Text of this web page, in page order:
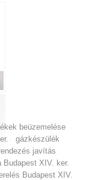
beüzemelése
gázkészülék
javítás
XIV. ker.
Budapest XIV.